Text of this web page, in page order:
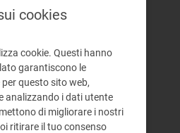
elettrica
output-based
cookies
cookie. Questi hanno
garantiscono le
questo sito web,
analizzando i dati utente
di migliorare i nostri
ritirare il tuo consenso